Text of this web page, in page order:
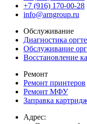
+7 (916) 170-00-28
info@arngroup.ru
Обслуживание
Диагностика
Обслуживание
Восстановление
Ремонт
Ремонт принтеров
Ремонт МФУ
Заправка
Адрес: